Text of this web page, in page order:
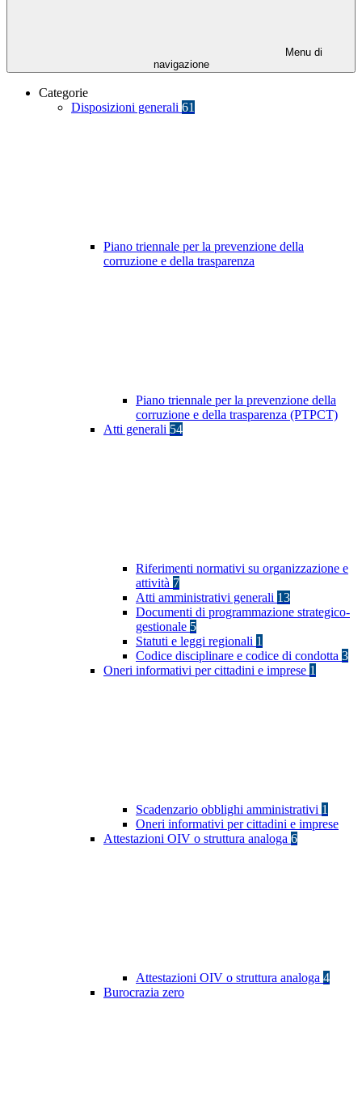
Menu di
navigazione
Categorie
Disposizioni generali 61
Piano triennale per la prevenzione della
corruzione e della trasparenza
Piano triennale per la prevenzione della
corruzione e della trasparenza (PTPCT)
Atti generali 54
Riferimenti normativi su organizzazione e
attività 7
Atti amministrativi generali 13
Documenti di programmazione strategico-
gestionale 5
Statuti e leggi regionali 1
Codice disciplinare e codice di condotta 3
Oneri informativi per cittadini e imprese 1
Scadenzario obblighi amministrativi 1
Oneri informativi per cittadini e imprese
Attestazioni OIV o struttura analoga 6
Attestazioni OIV o struttura analoga 4
Burocrazia zero